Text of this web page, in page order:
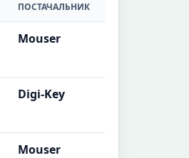
ПОСТАЧАЛЬНИК
Mouser
Digi-Key
Mouser